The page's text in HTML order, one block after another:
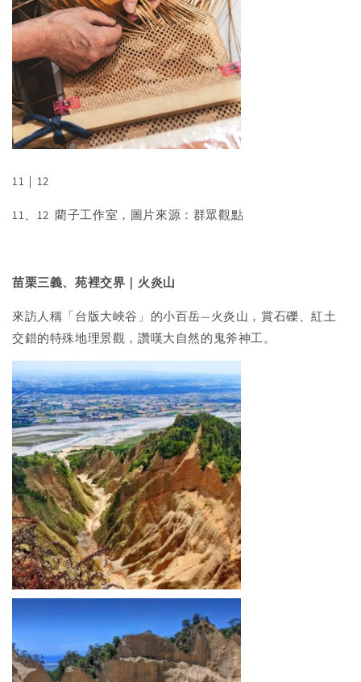
11｜12
11、12 藺子工作室，圖片來源：群眾觀點
苗栗三義、苑裡交界｜火炎山
來訪人稱「台版大峽谷」的小百岳—火炎山，賞石礫、紅土
交錯的特殊地理景觀，讚嘆大自然的鬼斧神工。